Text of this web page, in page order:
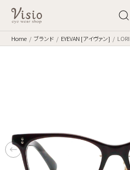
Home ブランド EYEVAN [アイヴァン]